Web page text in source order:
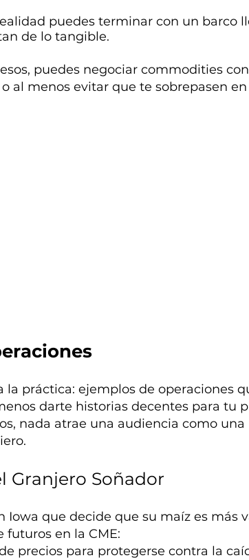
la práctica: ejemplos de operaciones
darte historias decentes para tu
nada atrae una audiencia como
Granjero Soñador
Iowa que decide que su maíz es más
en la CME:
precios para protegerse contra la
puedes terminar con un barco
de lo tangible.
puedes negociar commodities
al menos evitar que te sobrepasen